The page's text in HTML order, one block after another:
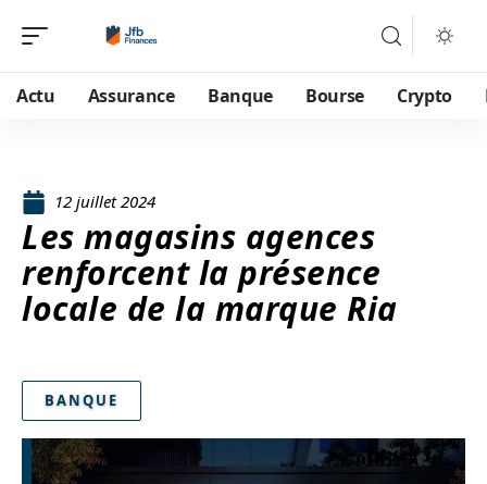
Actu Assurance Banque Bourse Crypto
12 juillet 2024
Les magasins agences
renforcent la présence
locale de la marque Ria
BANQUE